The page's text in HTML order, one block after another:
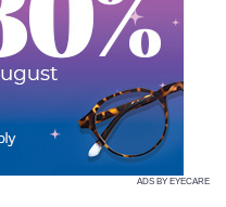
ADS BY EYECARE